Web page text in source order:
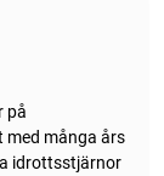
på
med många års
idrottsstjärnor